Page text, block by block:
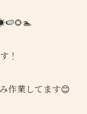
！
作業してます😊